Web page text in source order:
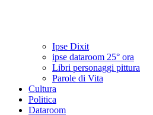
Ipse Dixit
ipse dataroom 25° ora
Libri personaggi pittura
Parole di Vita
Cultura
Politica
Dataroom